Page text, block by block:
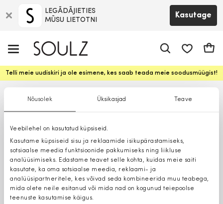
Nõusolek Üksikasjad Teave
Veebilehel on kasutatud küpsiseid.
Kasutame küpsiseid sisu ja reklaamide isikupärastamiseks,
sotsiaalse meedia funktsioonide pakkumiseks ning liikluse
analüüsimiseks. Edastame teavet selle kohta, kuidas meie saiti
kasutate, ka oma sotsiaalse meedia, reklaami- ja
analüüsipartneritele, kes võivad seda kombineerida muu teabega,
mida olete neile esitanud või mida nad on kogunud teiepoolse
teenuste kasutamise käigus.
LEGĀDĀJIETIES
MŪSU LIETOTNI
Kasutage
Telli meie uudiskiri ja ole esimene, kes saab teada meie soodusmüügist!